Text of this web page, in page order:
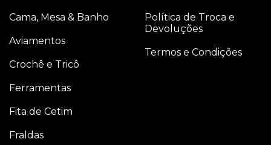
Cama, Mesa & Banho
Aviamentos
Crochê e Tricô
Ferramentas
Fita de Cetim
Fraldas
Política de Troca e
Devoluções
Termos e Condições